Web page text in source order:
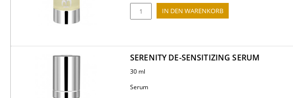
SERENITY DE-SENSITIZING SERUM
30 ml
Serum